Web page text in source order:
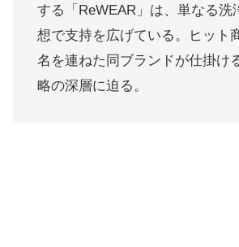
する「ReWEAR」は、単なる洗
想で支持を広げている。ヒット
名を連ねた同ブランドが仕掛け
略の深層に迫る。